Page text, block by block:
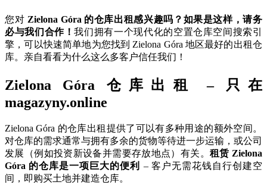
您对 Zielona Góra 的仓库出租感兴趣吗？ 如果是这样，请务
必与我们合作！我们拥有一个现代化的空置仓库空间搜索引
擎，可以快速简单地为您找到 Zielona Góra 地区最好的出租仓
库。亲自看看为什么这么多客户信任我们！
Zielona Góra 仓库出租 – 只在
magazyny.online
Zielona Góra 的仓库出租提供了可以有多种用途的额外空间。
对仓库的需求通常与拥有多余的货物等待进一步运输，或公司
发展（例如投资新设备并需要存放地点）有关。 租赁 Zielona
Góra 的仓库是一项巨大的便利 – 客户无需花钱自行创建空
间，即购买土地并建造仓库。